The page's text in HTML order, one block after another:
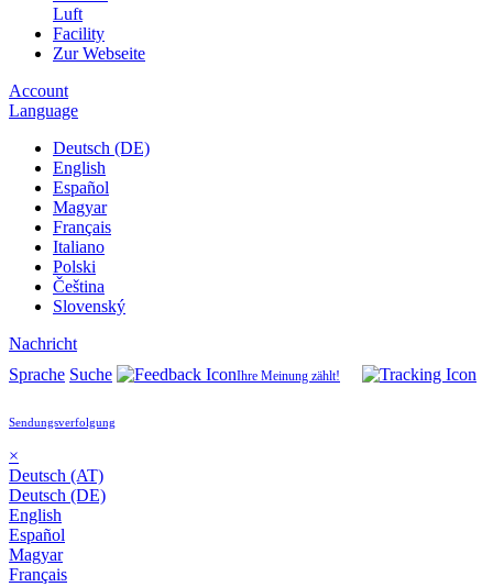
Luft
Facility
Zur Webseite
Account
Language
Deutsch (DE)
English
Español
Magyar
Français
Italiano
Polski
Čeština
Slovenský
Nachricht
Sprache Suche Ihre Meinung zählt!
Sendungsverfolgung
×
Deutsch (AT)
Deutsch (DE)
English
Español
Magyar
Français